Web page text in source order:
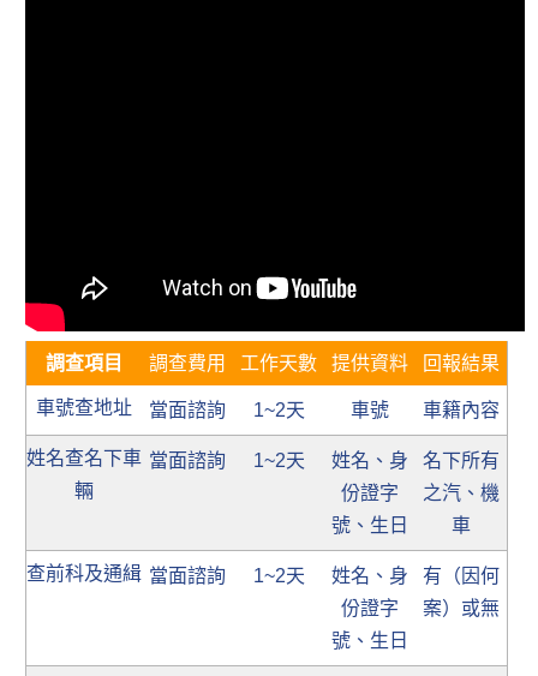
調查項目
車號查地址
調查費用
當面諮詢
工作天數
1~2天
提供資料
車號
回報結果
車籍內容
姓名查名下車
輛
當面諮詢 1~2天
姓名、身
份證字
號、生日
名下所有
之汽、機
車
查前科及通緝 當面諮詢 1~2天
姓名、身
份證字
號、生日
有（因何
案）或無